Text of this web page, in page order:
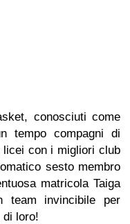
conosciuti come
tempo compagni di
licei con i migliori club
sesto membro
matricola Taiga
team invincibile per
loro!